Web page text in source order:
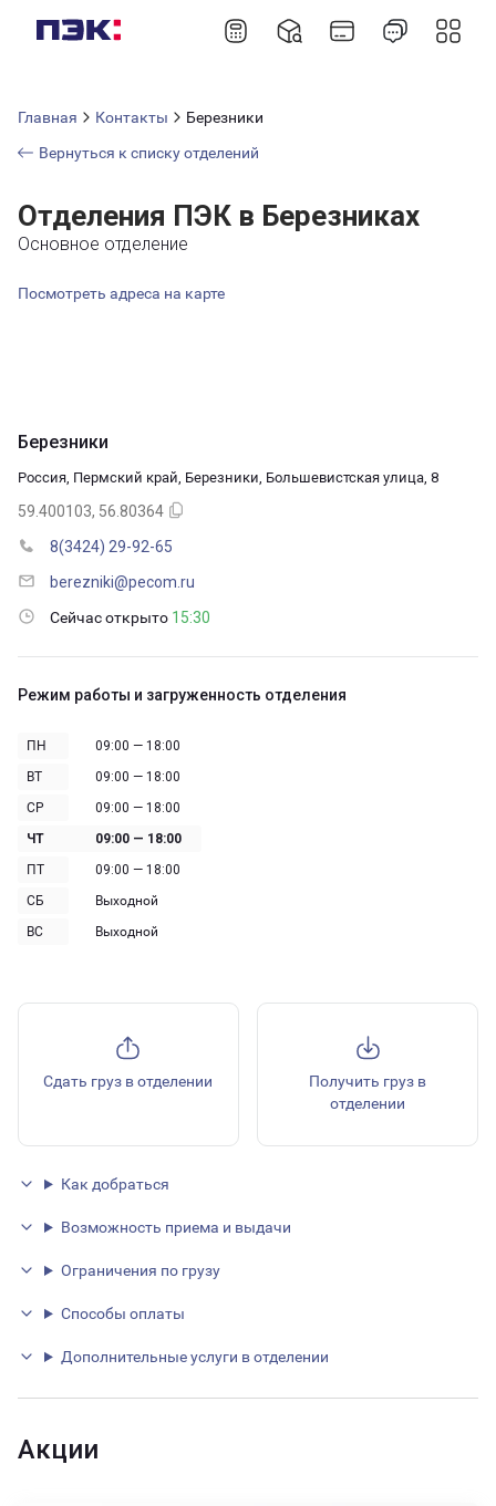
Главная Контакты
Березники
Вернуться к списку отделений
Отделения ПЭК в Березниках
Основное отделение
Посмотреть адреса на карте
Березники
Россия, Пермский край, Березники, Большевистская улица, 8
59.400103, 56.80364
8(3424) 29-92-65
berezniki@pecom.ru
Сейчас открыто 15:30
Режим работы и загруженность отделения
ПН
09:00 — 18:00
ВТ
09:00 — 18:00
СР
09:00 — 18:00
ЧТ
09:00 — 18:00
ПТ
09:00 — 18:00
СБ
Выходной
ВС
Выходной
Сдать груз в отделении
Получить груз в
отделении
Как добраться
Возможность приема и выдачи
Ограничения по грузу
Способы оплаты
Дополнительные услуги в отделении
Акции